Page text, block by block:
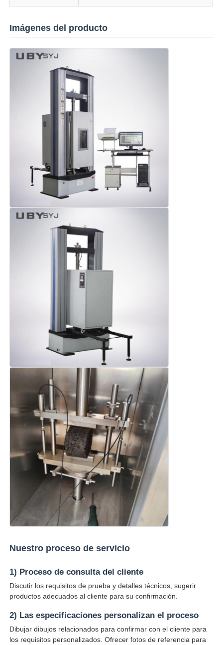
Imágenes del producto
Nuestro proceso de servicio
1) Proceso de consulta del cliente
Discutir los requisitos de prueba y detalles técnicos, sugerir
productos adecuados al cliente para su confirmación.
2) Las especificaciones personalizan el proceso
Dibujar dibujos relacionados para confirmar con el cliente para
los requisitos personalizados. Ofrecer fotos de referencia para